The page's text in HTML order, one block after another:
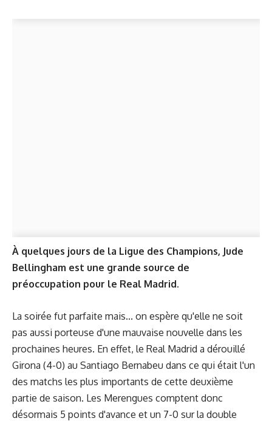
À quelques jours de la Ligue des Champions, Jude
Bellingham est une grande source de
préoccupation pour le Real Madrid.
La soirée fut parfaite mais... on espère qu'elle ne soit
pas aussi porteuse d'une mauvaise nouvelle dans les
prochaines heures. En effet, le Real Madrid a dérouillé
Girona (4-0) au Santiago Bernabeu dans ce qui était l'un
des matchs les plus importants de cette deuxième
partie de saison. Les Merengues comptent donc
désormais 5 points d'avance et un 7-0 sur la double